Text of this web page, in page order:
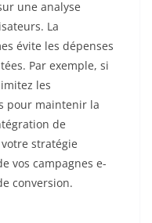
une analyse
La
évite les dépenses
Par exemple, si
les
pour maintenir la
de
stratégie
vos campagnes e-
conversion.